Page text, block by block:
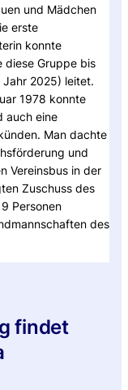
und Mädchen
erste
konnte
diese Gruppe bis
2025) leitet.
1978 konnte
auch eine
Man dachte
und
Vereinsbus in der
Zuschuss des
Personen
des
findet